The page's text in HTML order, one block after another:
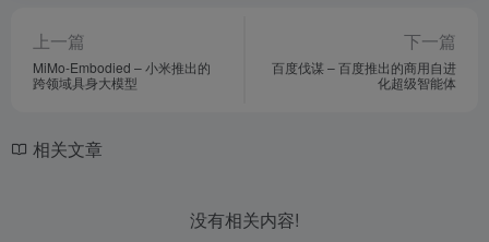
上一篇
MiMo-Embodied – 小米推出的
跨领域具身大模型
下一篇
百度伐谋 – 百度推出的商用自进
化超级智能体
相关文章
没有相关内容!